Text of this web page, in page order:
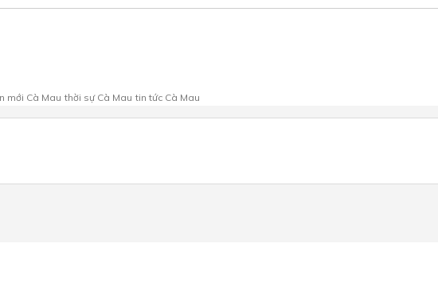
mới Cà Mau thời sự Cà Mau tin tức Cà Mau